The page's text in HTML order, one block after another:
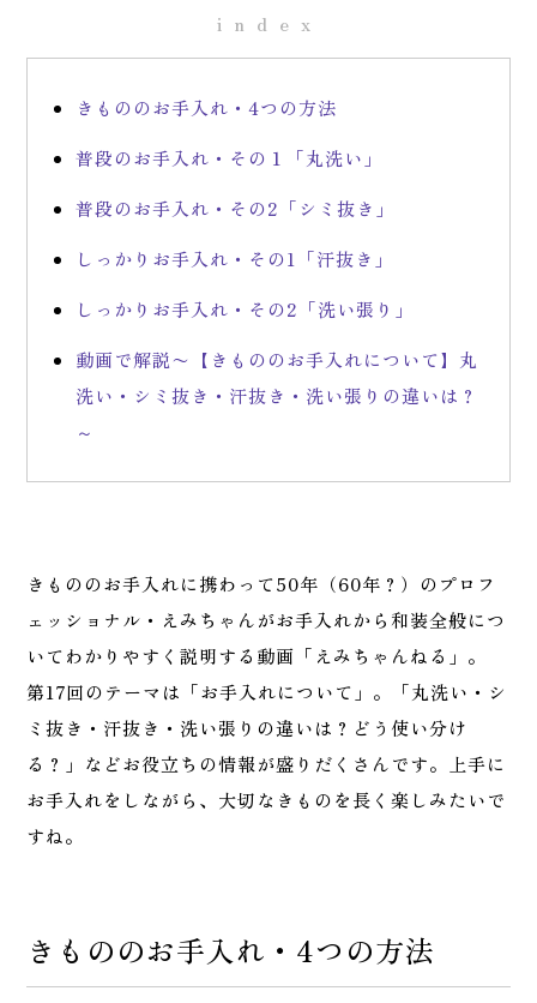
index
きもののお手入れ・4つの方法
普段のお手入れ・その１「丸洗い」
普段のお手入れ・その2「シミ抜き」
しっかりお手入れ・その1「汗抜き」
しっかりお手入れ・その2「洗い張り」
動画で解説〜【きもののお手入れについて】丸
洗い・シミ抜き・汗抜き・洗い張りの違いは？
～
きもののお手入れに携わって50年（60年？）のプロフ
ェッショナル・えみちゃんがお手入れから和装全般につ
いてわかりやすく説明する動画「えみちゃんねる」。
第17回のテーマは「お手入れについて」。「丸洗い・シ
ミ抜き・汗抜き・洗い張りの違いは？どう使い分け
る？」などお役立ちの情報が盛りだくさんです。上手に
お手入れをしながら、大切なきものを長く楽しみたいで
すね。
きもののお手入れ・4つの方法